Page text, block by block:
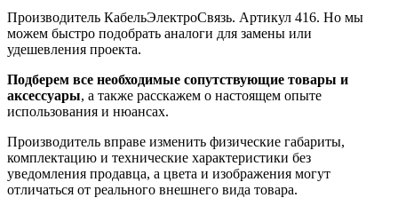
Производитель КабельЭлектроСвязь. Артикул 416. Но мы
можем быстро подобрать аналоги для замены или
удешевления проекта.
Подберем все необходимые сопутствующие товары и
аксессуары, а также расскажем о настоящем опыте
использования и нюансах.
Производитель вправе изменить физические габариты,
комплектацию и технические характеристики без
уведомления продавца, а цвета и изображения могут
отличаться от реального внешнего вида товара.